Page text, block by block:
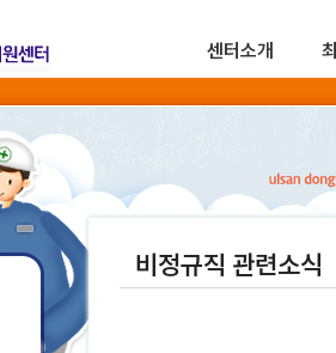
센터소개
비정규직 관련소식